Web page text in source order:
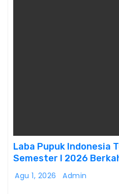
Laba Pupuk Indonesia
Semester I 2026
Danantara
Agu 1, 2026 Admin